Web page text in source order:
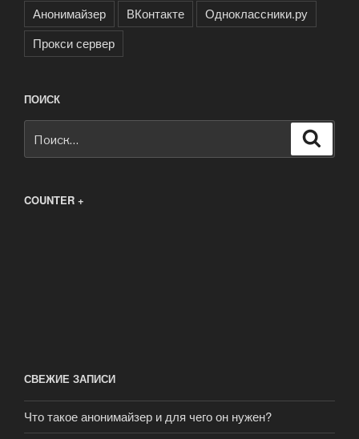
Анонимайзер
ВКонтакте
Одноклассники.ру
Прокси сервер
ПОИСК
COUNTER +
СВЕЖИЕ ЗАПИСИ
Что такое анонимайзер и для чего он нужен?